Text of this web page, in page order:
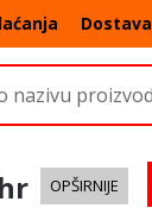
Dostava
OPŠIRNIJE